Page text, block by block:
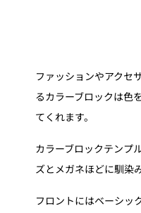
ファッションやアクセ
るカラーブロックは色
てくれます。
カラーブロックテンプ
ズとメガネほどに馴染
フロントにはベーシッ